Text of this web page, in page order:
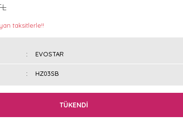
taksitlerle!!
EVOSTAR
HZ03SB
TÜKENDİ